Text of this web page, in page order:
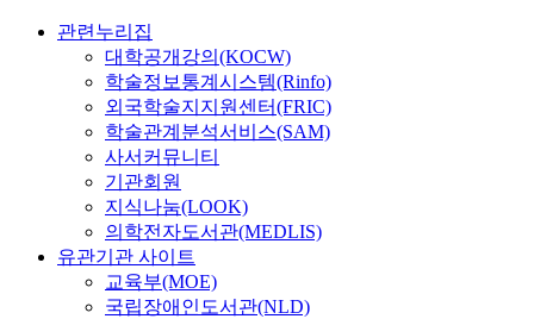
관련누리집
대학공개강의(KOCW)
학술정보통계시스템(Rinfo)
외국학술지지원센터(FRIC)
학술관계분석서비스(SAM)
사서커뮤니티
기관회원
지식나눔(LOOK)
의학전자도서관(MEDLIS)
유관기관 사이트
교육부(MOE)
국립장애인도서관(NLD)